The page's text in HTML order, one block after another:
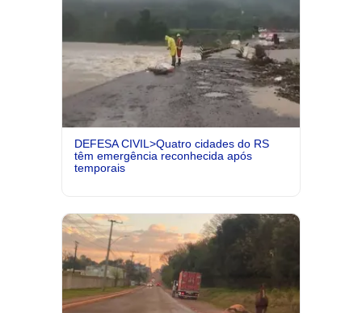
DEFESA CIVIL>Quatro cidades do RS
têm emergência reconhecida após
temporais